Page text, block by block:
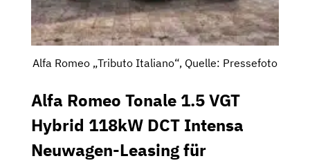
Alfa Romeo „Tributo Italiano“, Quelle: Pressefoto
Alfa Romeo Tonale 1.5 VGT
Hybrid 118kW DCT Intensa
Neuwagen-Leasing für